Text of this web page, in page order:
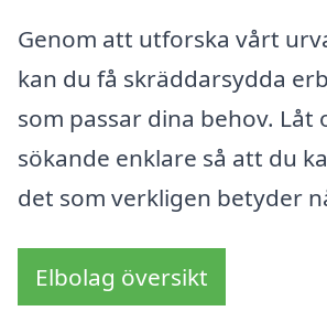
Genom att utforska vårt
kan du få skräddarsydda
som passar dina behov. Låt
sökande enklare så att du
det som verkligen betyder
Elbolag översikt